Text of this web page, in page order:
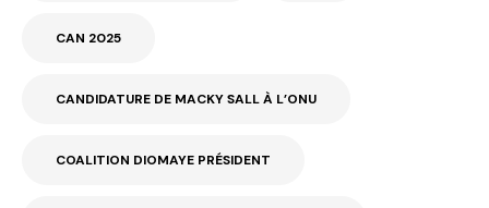
CAN 2025
CANDIDATURE DE MACKY SALL À L’ONU
COALITION DIOMAYE PRÉSIDENT